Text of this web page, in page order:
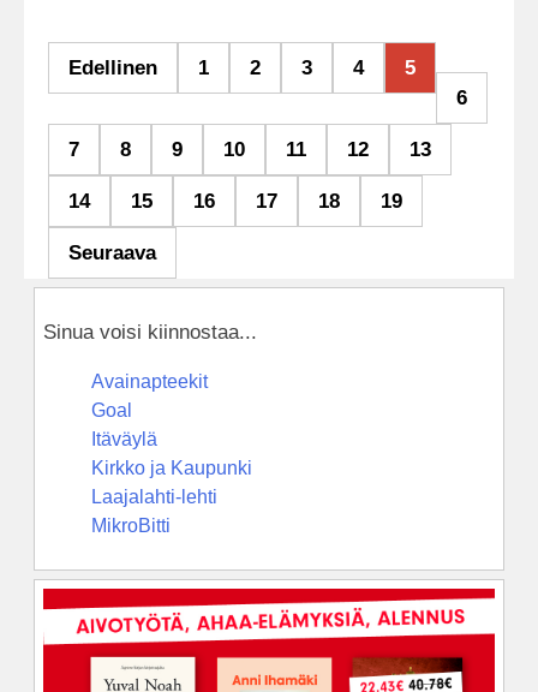
Edellinen 1 2 3 4
5
6
7 8 9 10 11 12 13
14 15 16 17 18 19
Seuraava
Sinua voisi kiinnostaa...
Avainapteekit
Goal
Itäväylä
Kirkko ja Kaupunki
Laajalahti-lehti
MikroBitti